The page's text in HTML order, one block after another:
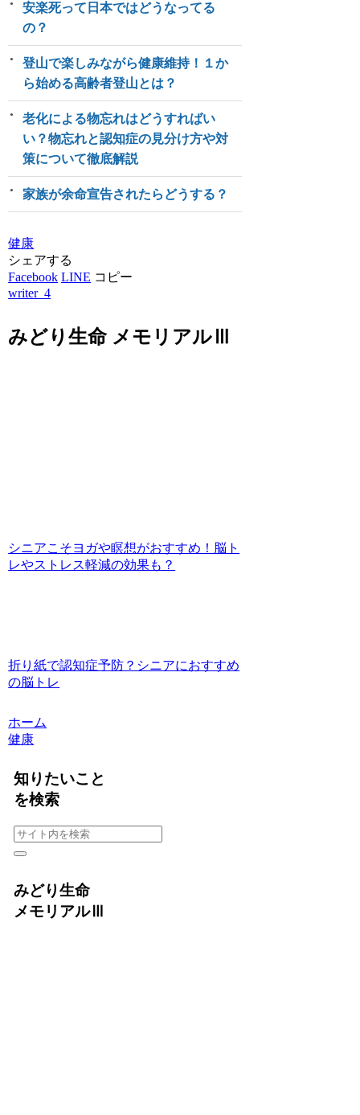
安楽死って日本ではどうなってる
の？
登山で楽しみながら健康維持！１か
ら始める高齢者登山とは？
老化による物忘れはどうすればい
い？物忘れと認知症の見分け方や対
策について徹底解説
家族が余命宣告されたらどうする？
健康
シェアする
Facebook LINE コピー
writer_4
みどり生命 メモリアルⅢ
シニアこそヨガや瞑想がおすすめ！脳ト
レやストレス軽減の効果も？
折り紙で認知症予防？シニアにおすすめ
の脳トレ
ホーム
健康
知りたいこと
を検索
みどり生命
メモリアルⅢ